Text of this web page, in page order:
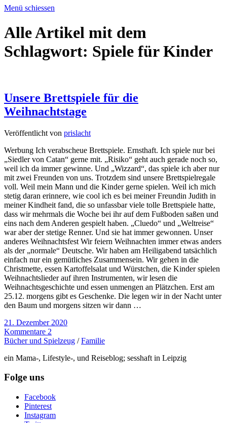
Menü schiessen
Alle Artikel mit dem
Schlagwort: Spiele für Kinder
Unsere Brettspiele für die
Weihnachtstage
Veröffentlicht von prislacht
Werbung Ich verabscheue Brettspiele. Ernsthaft. Ich spiele nur bei
„Siedler von Catan“ gerne mit. „Risiko“ geht auch gerade noch so,
weil ich da immer gewinne. Und „Wizzard“, das spiele ich aber nur
mit zwei Freunden von uns. Trotzdem sind unsere Brettspielregale
voll. Weil mein Mann und die Kinder gerne spielen. Weil ich mich
stetig daran erinnere, wie cool ich es bei meiner Freundin Judith in
meiner Kindheit fand, die so unfassbar viele tolle Brettspiele hatte,
dass wir mehrmals die Woche bei ihr auf dem Fußboden saßen und
eins nach dem Anderen gespielt haben. „Cluedo“ und „Weltreise“
war aber der stetige Renner. Und sie hat immer gewonnen. Unser
anderes Weihnachtsfest Wir feiern Weihnachten immer etwas anders
als der „normale“ Deutsche. Wir haben am Heiligabend tatsächlich
einfach nur ein gemütliches Zusammensein. Wir gehen in die
Christmette, essen Kartoffelsalat und Würstchen, die Kinder spielen
Weihnachtslieder auf ihren Instrumenten, wir lesen die
Weihnachtsgeschichte und essen unmengen an Plätzchen. Erst am
25.12. morgens gibt es Geschenke. Die legen wir in der Nacht unter
den Baum und morgens sitzen wir dann …
21. Dezember 2020
Kommentare 2
Bücher und Spielzeug /Familie
ein Mama-, Lifestyle-, und Reiseblog; sesshaft in Leipzig
Folge uns
Facebook
Pinterest
Instagram